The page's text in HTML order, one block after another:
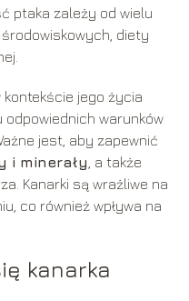
ptaka zależy od wielu
diety
jego życia
odpowiednich warunków
jest, aby zapewnić
i minerały , a także
Kanarki są wrażliwe na
co również wpływa na
kanarka